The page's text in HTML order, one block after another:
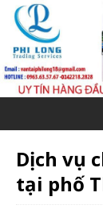
Dịch vụ
tại phố